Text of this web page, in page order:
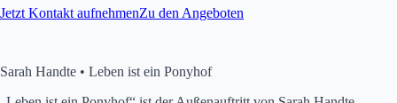
Jetzt Kontakt aufnehmenZu den Angeboten
Sarah Handte • Leben ist ein Ponyhof